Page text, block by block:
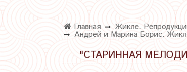
Главная Жикле.
Андрей и Марина Борис.
"СТАРИННАЯ